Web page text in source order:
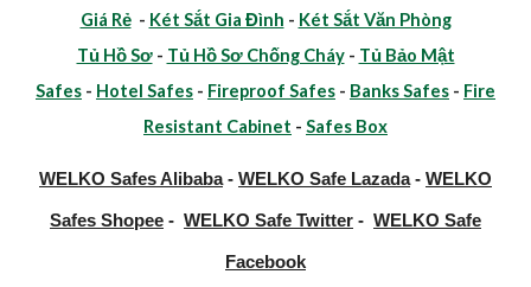
Giá Rẻ- Két Sắt Gia Đình - Két Sắt Văn Phòng
Tủ Hồ Sơ- Tủ Hồ Sơ Chống Cháy- Tủ Bảo Mật
Safes - Hotel Safes - Fireproof Safes - Banks Safes - Fire
Resistant Cabinet - Safes Box
WELKO Safes Alibaba- WELKO Safe Lazada- WELKO
Safes Shopee - WELKO Safe Twitter - WELKO Safe
Facebook